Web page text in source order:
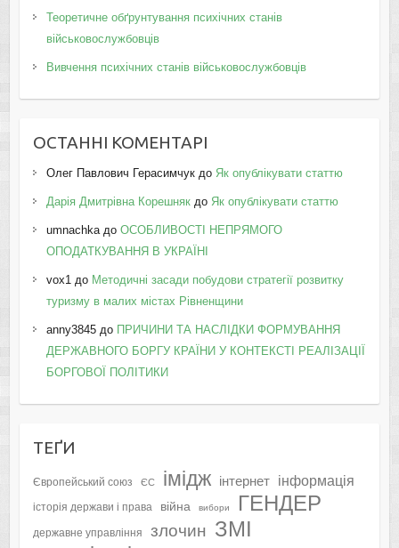
Теоретичне обґрунтування психічних станів
військовослужбовців
Вивчення психічних станів військовослужбовців
ОСТАННІ КОМЕНТАРІ
Олег Павлович Герасимчукдо Як опублікувати статтю
Дарія Дмитрівна Корешнякдо Як опублікувати статтю
umnachkaдо ОСОБЛИВОСТІ НЕПРЯМОГО
ОПОДАТКУВАННЯ В УКРАЇНІ
vox1до Методичні засади побудови стратегії розвитку
туризму в малих містах Рівненщини
anny3845до ПРИЧИНИ ТА НАСЛІДКИ ФОРМУВАННЯ
ДЕРЖАВНОГО БОРГУ КРАЇНИ У КОНТЕКСТІ РЕАЛІЗАЦІЇ
БОРГОВОЇ ПОЛІТИКИ
ТЕҐИ
Європейський союз ЄС імідж інтернет інформація
історія держави і права війна вибори ГЕНДЕР
державне управління злочин ЗМІ